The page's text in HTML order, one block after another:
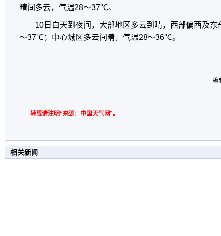
晴间多云，气温28～37℃。
10日白天到夜间，大部地区多云到晴，西部偏西及
～37℃；中心城区多云间晴，气温28～36℃。
编
转载请注明“来源：中国天气网”。
相关新闻